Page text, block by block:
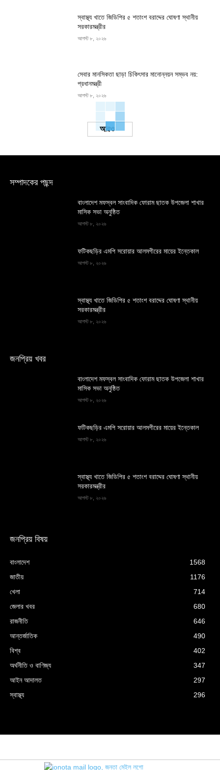
স্বাস্থ্য খাতে জিডিপির ৫ শতাংশ বরাদ্দের ঘোষণা স্থানীয়
সরকারমন্ত্রীর
আগস্ট ৮, ২০২৬
সেবার মানসিকতা ছাড়া চিকিৎসার মানোন্নয়ন সম্ভব নয়:
প্রধানমন্ত্রী
আগস্ট ৮, ২০২৬
Load more
সম্পাদকের পছন্দ
বাংলাদেশ মফস্বল সাংবাদিক ফোরাম ছাতক উপজেলা শাখার
মাসিক সভা অনুষ্ঠিত
আগস্ট ৮, ২০২৬
ফটিকছড়ির এমপি সরোয়ার আলমগীরের মায়ের ইন্তেকাল
আগস্ট ৮, ২০২৬
স্বাস্থ্য খাতে জিডিপির ৫ শতাংশ বরাদ্দের ঘোষণা স্থানীয়
সরকারমন্ত্রীর
আগস্ট ৮, ২০২৬
জনপ্রিয় খবর
বাংলাদেশ মফস্বল সাংবাদিক ফোরাম ছাতক উপজেলা শাখার
মাসিক সভা অনুষ্ঠিত
আগস্ট ৮, ২০২৬
ফটিকছড়ির এমপি সরোয়ার আলমগীরের মায়ের ইন্তেকাল
আগস্ট ৮, ২০২৬
স্বাস্থ্য খাতে জিডিপির ৫ শতাংশ বরাদ্দের ঘোষণা স্থানীয়
সরকারমন্ত্রীর
আগস্ট ৮, ২০২৬
জনপ্রিয় বিষয়
বাংলাদেশ
1568
জাতীয়
1176
খেলা
714
জেলার খবর
680
রাজনীতি
646
আন্তর্জাতিক
490
বিশ্ব
402
অর্থনীতি ও বাণিজ্য
347
আইন আদালত
297
স্বাস্থ্য
296